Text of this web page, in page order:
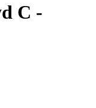
C -